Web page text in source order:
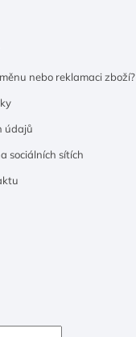
nebo reklamaci zboží?
údajů
sociálních sítích